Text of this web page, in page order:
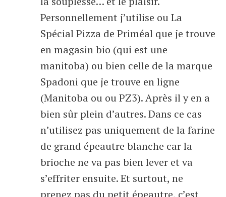
Personnellement j’utilise ou La
Spécial Pizza de Priméal que je trouve
en magasin bio (qui est une
manitoba) ou bien celle de la marque
Spadoni que je trouve en ligne
(Manitoba ou ou PZ3). Après il y en a
bien sûr plein d’autres. Dans ce cas
n’utilisez pas uniquement de la farine
de grand épeautre blanche car la
brioche ne va pas bien lever et va
s’effriter ensuite. Et surtout, ne
prenez pas du petit épeautre, c’est